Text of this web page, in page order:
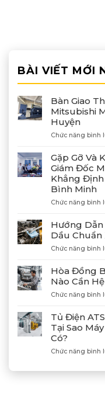
BÀI VIẾT MỚI
Bàn Giao
Mitsubishi
Huyện
Chức năng bình
Gặp Gỡ Và
Giám Đốc
Khẳng Định
Bình Minh
Chức năng bình
Hướng Dẫn
Dầu Chuẩn
Chức năng bình
Hòa Đồng
Nào Cần
Chức năng bình
Tủ Điện
Tại Sao
Có?
Chức năng bình